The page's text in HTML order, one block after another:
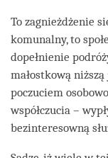
To zagnieżdżenie
komunalny, to
dopełnienie
małostkową
poczuciem
współczucia –
bezinteresowną